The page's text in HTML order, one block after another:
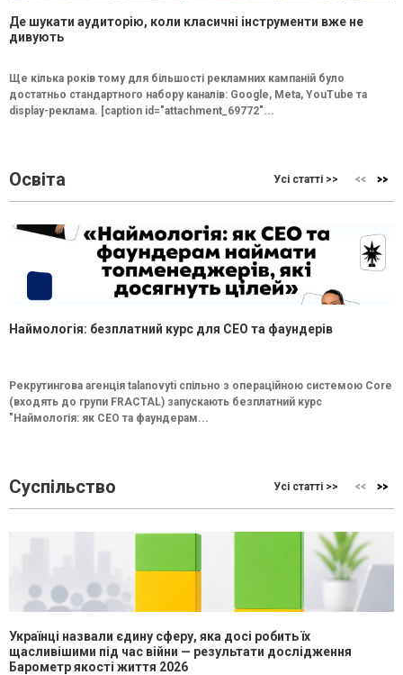
Де шукати аудиторію, коли класичні інструменти вже не
дивують
Ще кілька років тому для більшості рекламних кампаній було
достатньо стандартного набору каналів: Google, Meta, YouTube та
display-реклама. [caption id="attachment_69772"...
Освіта Усі статті >>
Наймологія: безплатний курс для CEO та фаундерів
Рекрутингова агенція talanovyti спільно з операційною системою Core
(входять до групи FRACTAL) запускають безплатний курс
"Наймологія: як СEO та фаундерам...
Суспільство Усі статті >>
Українці назвали єдину сферу, яка досі робить їх
щасливішими під час війни — результати дослідження
Барометр якості життя 2026